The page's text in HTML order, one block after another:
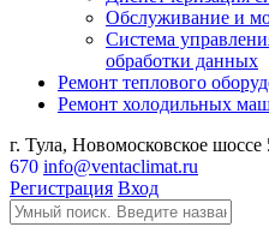
Обслуживание и
Система
обработки данных
Ремонт теплового
Ремонт холодильных
г. Тула, Новомосковское
670 info@ventaclimat.ru
Регистрация Вход